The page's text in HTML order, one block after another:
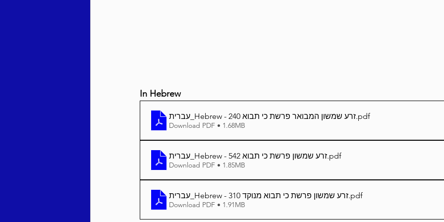
Vayikra 5786 Vayakhel-Pekudei 5786
In Hebrew
עברית_Hebrew - זרע שמשון המבואר פרשת כי תבוא 240.pdf
Download PDF • 1.68MB
עברית_Hebrew - זרע שמשון פרשת כי תבוא 542.pdf
Download PDF • 1.85MB
עברית_Hebrew - זרע שמשון פרשת כי תבוא מנוקד 310.pdf
Download PDF • 1.91MB